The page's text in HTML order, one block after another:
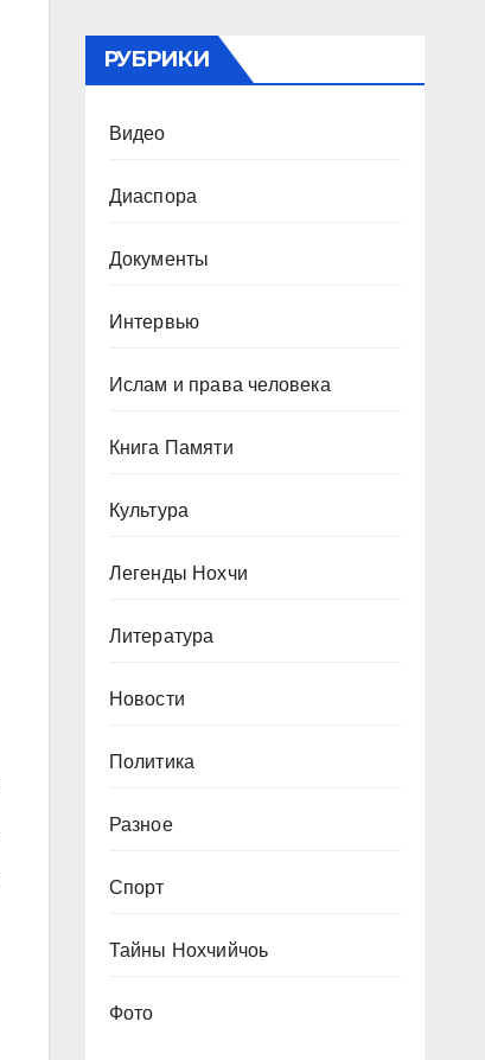
РУБРИКИ
Видео
Диаспора
Документы
Интервью
Ислам и права человека
Книга Памяти
Культура
Легенды Нохчи
Литература
Новости
Политика
Разное
Спорт
Тайны Нохчийчоь
Фото